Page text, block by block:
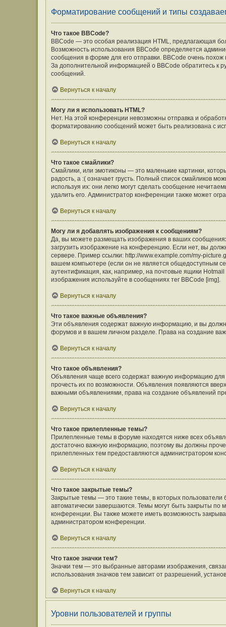
Форматирование сообщений и типы
Что такое BBCode?
BBCode — это особая реализация HTML, предлагающая
Возможность использования BBCode определяется
сообщения в форме для его отправки. BBCode очень похож
За дополнительной информацией о BBCode обратитесь к
сообщений.
Вернуться к началу
Могу ли я использовать HTML?
Нет. На этой конференции невозможны отправка и
форматированию сообщений может быть реализована с
Вернуться к началу
Что такое смайлики?
Смайлики, или эмотиконы — это маленькие картинки,
радость, а :( означает грусть. Полный список смайликов
используя их: они легко могут сделать сообщение
удалить его. Администратор конференции также может
Вернуться к началу
Могу ли я добавлять изображения к сообщениям?
Да, вы можете размещать изображения в ваших
загрузить изображение на конференцию. Если нет, вы
сервере. Пример ссылки: http://www.example.com/my-
вашем компьютере (если он не является общедоступным
аутентификация, как, например, на почтовые ящики
изображения используйте в сообщениях тег BBCode [img].
Вернуться к началу
Что такое важные объявления?
Эти объявления содержат важную информацию, и вы
форумов и в вашем личном разделе. Права на создание
Вернуться к началу
Что такое объявления?
Объявления чаще всего содержат важную информацию
прочесть их по возможности. Объявления появляются
важными объявлениями, права на создание объявлений
Вернуться к началу
Что такое прилепленные темы?
Прилепленные темы в форуме находятся ниже всех
достаточно важную информацию, поэтому вы должны
прилепленных тем предоставляются администратором
Вернуться к началу
Что такое закрытые темы?
Закрытые темы — это такие темы, в которых
автоматически завершаются. Темы могут быть закрыты
конференции. Вы также можете иметь возможность
администратором конференции.
Вернуться к началу
Что такое значки тем?
Значки тем — это выбранные авторами изображения,
использования значков тем зависит от разрешений,
Вернуться к началу
Уровни пользователей и группы